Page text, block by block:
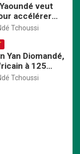
veut
accélérer
Tchoussi
Yan Diomandé,
à 125
Tchoussi